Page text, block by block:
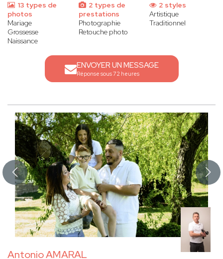
13 types de
photos
Mariage
Grossesse
Naissance
2 types de
prestations
Photographie
Retouche photo
2 styles
Artistique
Traditionnel
ENVOYER UN MESSAGE
Réponse sous 72 heures
Antonio AMARAL